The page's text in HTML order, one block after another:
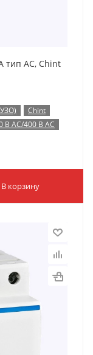
тип AC, Chint
Chint
В AC/400 В AC
В корзину